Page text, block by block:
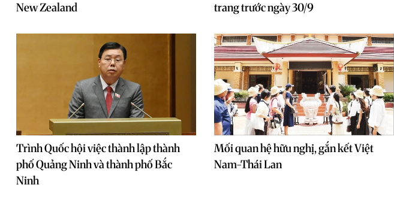
New Zealand
trang trước ngày 30/9
Trình Quốc hội việc thành lập thành
phố Quảng Ninh và thành phố Bắc
Ninh
Mối quan hệ hữu nghị, gắn kết Việt
Nam-Thái Lan